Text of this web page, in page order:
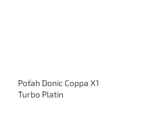
Poťah Donic Coppa X1
Turbo Platin